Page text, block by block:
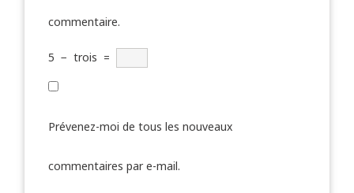
commentaire.
5 − trois =
Prévenez-moi de tous les nouveaux
commentaires par e-mail.